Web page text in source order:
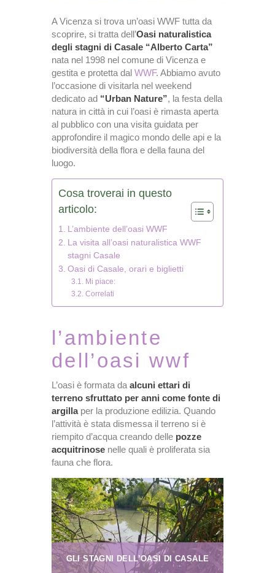
A Vicenza si trova un’oasi WWF tutta da
scoprire, si tratta dell’Oasi naturalistica
degli stagni di Casale “Alberto Carta”
nata nel 1998 nel comune di Vicenza e
gestita e protetta dal WWF. Abbiamo avuto
l’occasione di visitarla nel weekend
dedicato ad “Urban Nature”, la festa della
natura in città in cui l’oasi è rimasta aperta
al pubblico con una visita guidata per
approfondire il magico mondo delle api e la
biodiversità della flora e della fauna del
luogo.
Cosa troverai in questo
articolo:
L’ambiente dell’oasi WWF
La visita all’oasi naturalistica WWF
stagni Casale
Oasi di Casale, orari e biglietti
Mi piace:
Correlati
l’ambiente
dell’oasi wwf
L’oasi è formata da alcuni ettari di
terreno sfruttato per anni come fonte di
argillaper la produzione edilizia. Quando
l’attività è stata dismessa il terreno si è
riempito d’acqua creando delle pozze
acquitrinose nelle quali è proliferata sia
fauna che flora.
GLI STAGNI DELL’OASI DI CASALE